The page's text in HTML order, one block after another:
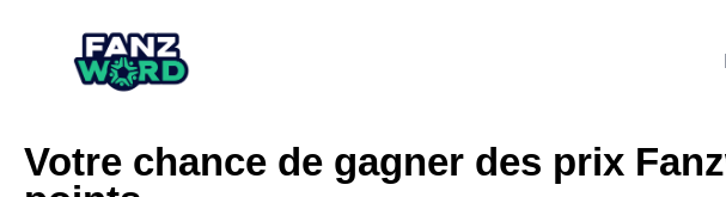
Votre chance de gagner des prix